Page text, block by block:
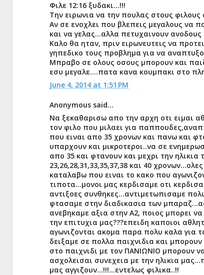
Φιλε 12:16 ξυδακι...!!!
Την ειρωνια να την πουλας στους
Αν σε ενοχλει που βλεπεις μεγαλους να
και να γελας...αλλα πετυχαινουν
Καλο θα ηταν, πριν ειρωνευτεις να
γηπεδικο τους προβλημα για να
Μπραβο σε ολους οσους μπορουν και
εσυ μεγαλε....πατα κανα κουμπακι στο
June 4, 2014 at 1:51 PM
Anonymous said...
Να ξεκαθαρισω απο την αρχη οτι ειμαι
τον φιλο που μιλαει για
που ειναι απο 35 χρονων και πανω και
υπαρχουν και μικροτεροι..να σε
απο 35 και φτανουν και μεχρι την
23,26,28,31,33,35,37,38 και 40
καταλαβω που ειναι το κακο που
τιποτα...μονοι μας κερδισαμε οτι
αντιξοες συνθηκες...αντιμετωπισαμε
φτασαμε στην διαδικασια των
ανεβηκαμε αξια στην Α2, ποιος μπορει
την επιτυχια μας???επειδη καποιοι
αγωνιζονται ακομα παρα πολυ καλα για
δειξαμε σε πολλα παιχνιδια και
στο παιχνιδι με τον ΠΑΝΙΩΝΙΟ μπορουν
ασχολεισαι συνεχεια με την ηλικια
μας αγγιζουν...!!!...εντελως φιλικα..!!